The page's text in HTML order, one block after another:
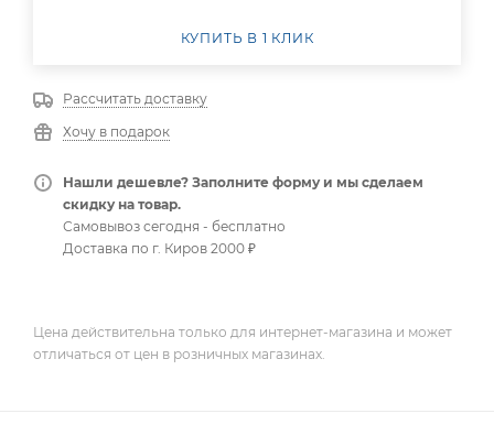
КУПИТЬ В 1 КЛИК
Рассчитать доставку
Хочу в подарок
Нашли дешевле? Заполните форму и мы сделаем
скидку на товар.
Самовывоз сегодня - бесплатно
Доставка по г. Киров 2000 ₽
Цена действительна только для интернет-магазина и может
отличаться от цен в розничных магазинах.